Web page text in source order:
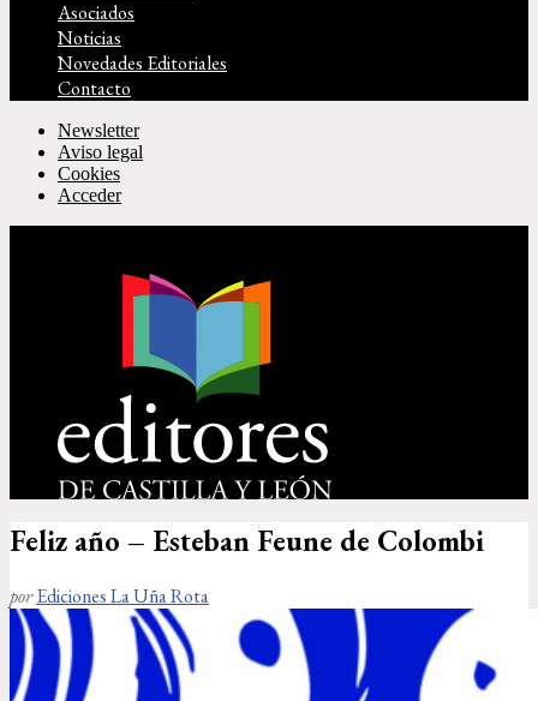
Asociados
Noticias
Novedades Editoriales
Contacto
Newsletter
Aviso legal
Cookies
Acceder
Feliz año – Esteban Feune de Colombi
porEdiciones La Uña Rota